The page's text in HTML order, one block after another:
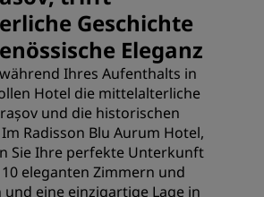
Geschichte
Eleganz
Ihres Aufenthalts in
Hotel die mittelalterliche
und die historischen
Radisson Blu Aurum Hotel,
Sie Ihre perfekte Unterkunft
eleganten Zimmern und
und eine einzigartige Lage in